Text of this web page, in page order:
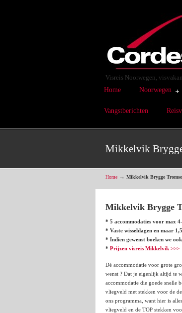
Visreis Noorwegen,
Home
Noorwegen
Vangstberichten
Mikkelvik
Home → Mikkelvik Brygge Tromso
Mikkelvik Brygge
* 5 accommodaties voor max
* Vaste wisseldagen en maar
* Indien gewenst boeken we
* Prijzen visreis Mikkelvik >>>
Dé accommodatie voor grote
wenst ? Dat je eigenlijk altijd te
accommodatie die goede snelle
vliegveld met stekken voor de
ons programma, want hier is
vliegveld en de TOP stekken